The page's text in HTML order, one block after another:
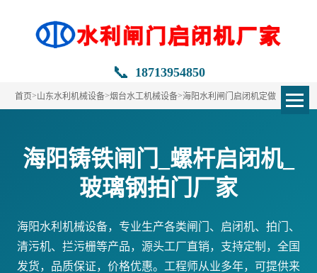
📞 18713954850
首页>山东水利机械设备>烟台水工机械设备>海阳水利闸门启闭机定做
海阳铸铁闸门_螺杆启闭机_
玻璃钢拍门厂家
海阳水利机械设备，专业生产各类闸门、启闭机、拍门、
清污机、拦污栅等产品，源头工厂直销，支持定制，全国
发货，品质保证，价格优惠。工程师从业多年，可提供来